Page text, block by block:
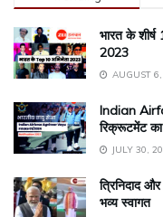
भारत के
2023
AUGUST
Indian
रिक्रूटमेंट
JULY 30,
त्रिनिदाद
भव्य स्वागत